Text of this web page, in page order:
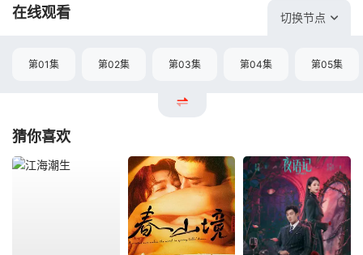
在线观看 切换节点
第01集 第02集 第03集 第04集 第05集
猜你喜欢